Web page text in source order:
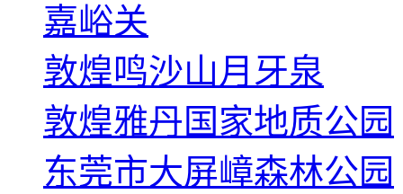
嘉峪关
敦煌鸣沙山月牙泉
敦煌雅丹国家地质公园
东莞市大屏嶂森林公园